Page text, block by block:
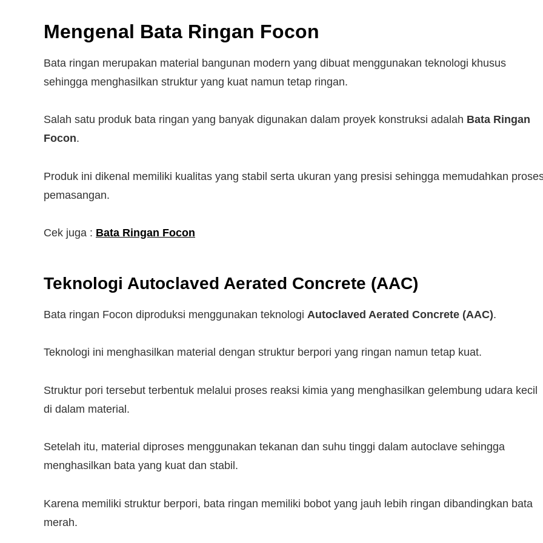
Mengenal Bata Ringan Focon
Bata ringan merupakan material bangunan modern yang dibuat menggunakan teknologi khusus
sehingga menghasilkan struktur yang kuat namun tetap ringan.
Salah satu produk bata ringan yang banyak digunakan dalam proyek konstruksi adalah Bata Ringan
Focon.
Produk ini dikenal memiliki kualitas yang stabil serta ukuran yang presisi sehingga memudahkan
pemasangan.
Cek juga : Bata Ringan Focon
Teknologi Autoclaved Aerated Concrete (AAC)
Bata ringan Focon diproduksi menggunakan teknologi Autoclaved Aerated Concrete (AAC).
Teknologi ini menghasilkan material dengan struktur berpori yang ringan namun tetap kuat.
Struktur pori tersebut terbentuk melalui proses reaksi kimia yang menghasilkan gelembung udara kecil
di dalam material.
Setelah itu, material diproses menggunakan tekanan dan suhu tinggi dalam autoclave sehingga
menghasilkan bata yang kuat dan stabil.
Karena memiliki struktur berpori, bata ringan memiliki bobot yang jauh lebih ringan dibandingkan bata
merah.